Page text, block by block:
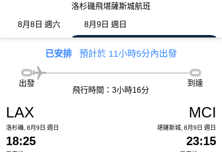
洛杉磯飛堪薩斯城航班
8月8日 週六 8月9日 週日
已安排 預計於 11小時5分內出發
LAX
洛杉磯, 8月9日 週日
18:25
出發
飛行時間：3小時16分
到達
MCI
堪薩斯城, 8月9日 週日
23:15